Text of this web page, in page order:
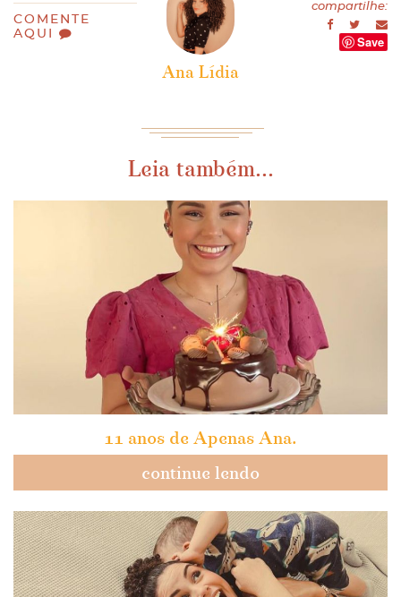
COMENTE
AQUI
Ana Lídia
compartilhe:
Save
Leia também...
11 anos de Apenas Ana.
continue lendo